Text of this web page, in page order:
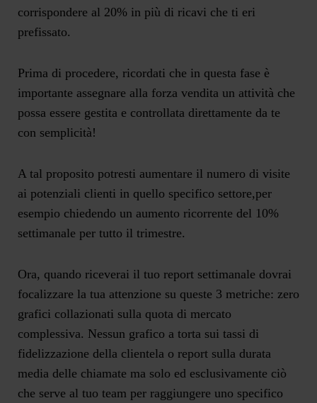
corrispondere al 20% in più di ricavi che ti eri
prefissato.
Prima di procedere, ricordati che in questa fase è
importante assegnare alla forza vendita un attività che
possa essere gestita e controllata direttamente da te
con semplicità!
A tal proposito potresti aumentare il numero di visite
ai potenziali clienti in quello specifico settore,per
esempio chiedendo un aumento ricorrente del 10%
settimanale per tutto il trimestre.
Ora, quando riceverai il tuo report settimanale dovrai
focalizzare la tua attenzione su queste 3 metriche: zero
grafici collazionati sulla quota di mercato
complessiva. Nessun grafico a torta sui tassi di
fidelizzazione della clientela o report sulla durata
media delle chiamate ma solo ed esclusivamente ciò
che serve al tuo team per raggiungere uno specifico